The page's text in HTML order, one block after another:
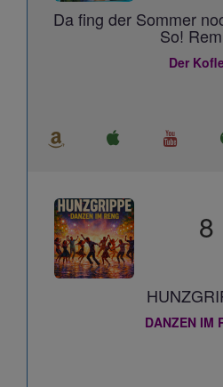
Da fing der Sommer
So!
Der
8
DANZEN IM